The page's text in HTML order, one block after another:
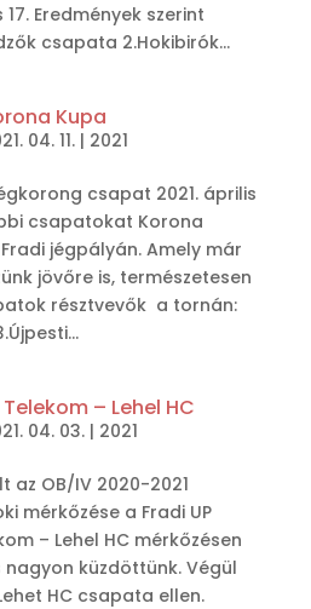
Eredmények szerint
csapata 2.Hokibirók...
Kupa
04. 11.| 2021
csapat 2021. április
csapatokat Korona
jégpályán. Amely már
jövőre is, természetesen
résztvevők a tornán:
– Lehel HC
04. 03.| 2021
az OB/IV 2020-2021
mérkőzése a Fradi UP
– Lehel HC mérkőzésen
nagyon küzdöttünk. Végül
HC csapata ellen.